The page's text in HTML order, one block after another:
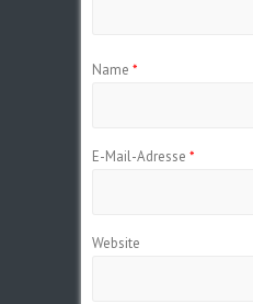
Name *
E-Mail-Adresse *
Website